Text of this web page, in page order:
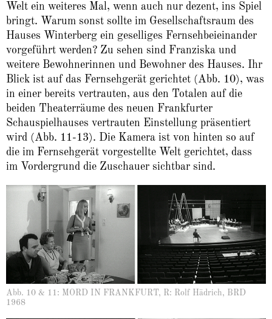
Welt ein weiteres Mal, wenn auch nur dezent, ins Spiel
bringt. Warum sonst sollte im Gesellschaftsraum des
Hauses Winterberg ein geselliges Fernsehbeieinander
vorgeführt werden? Zu sehen sind Franziska und
weitere Bewohnerinnen und Bewohner des Hauses. Ihr
Blick ist auf das Fernsehgerät gerichtet (Abb. 10), was
in einer bereits vertrauten, aus den Totalen auf die
beiden Theaterräume des neuen Frankfurter
Schauspielhauses vertrauten Einstellung präsentiert
wird (Abb. 11-13). Die Kamera ist von hinten so auf
die im Fernsehgerät vorgestellte Welt gerichtet, dass
im Vordergrund die Zuschauer sichtbar sind.
Abb. 10 & 11: MORD IN FRANKFURT, R: Rolf Hädrich, BRD
1968